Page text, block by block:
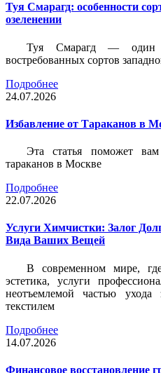
Туя Смарагд: особенности
озеленении
Туя Смарагд — один
востребованных сортов
Подробнее
24.07.2026
Избавление от Тараканов в
Эта статья поможет
тараканов в Москве
Подробнее
22.07.2026
Услуги Химчистки: Залог
Вида Ваших Вещей
В современном мире,
эстетика, услуги
неотъемлемой частью
текстилем
Подробнее
14.07.2026
Финансовое восстановление